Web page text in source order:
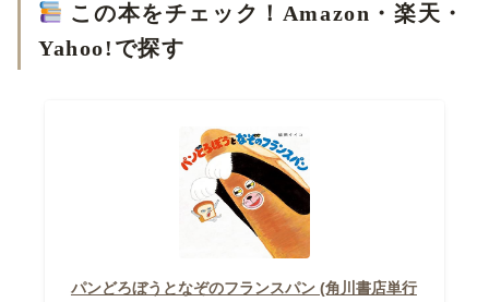
この本をチェック！Amazon・楽天・
Yahoo!で探す
パンどろぼうとなぞのフランスパン (角川書店単行